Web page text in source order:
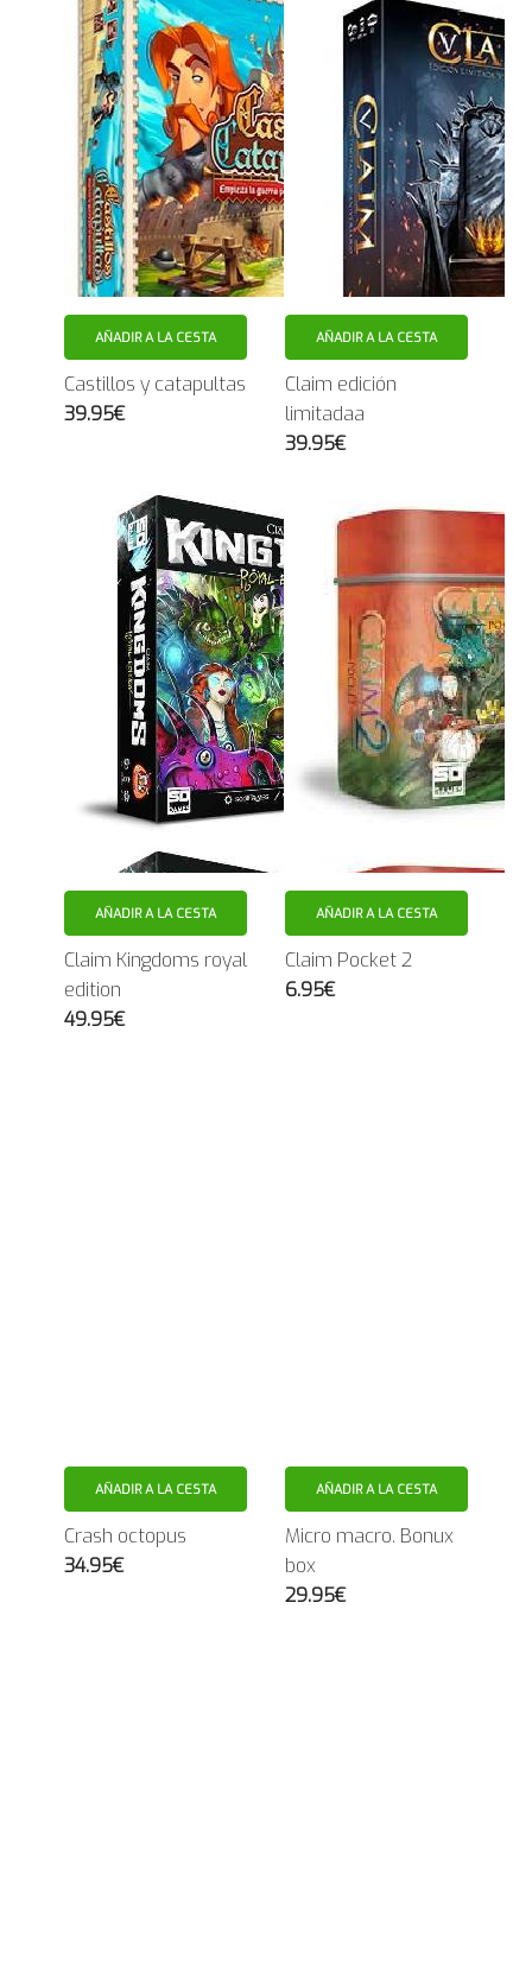
AÑADIR A LA CESTA
Castillos y catapultas
39.95€
AÑADIR A LA CESTA
Claim edición
limitadaa
39.95€
AÑADIR A LA CESTA
Claim Kingdoms royal
edition
49.95€
AÑADIR A LA CESTA
Claim Pocket 2
6.95€
AÑADIR A LA CESTA
Crash octopus
34.95€
AÑADIR A LA CESTA
Micro macro. Bonux
box
29.95€